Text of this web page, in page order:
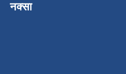
नक्सा